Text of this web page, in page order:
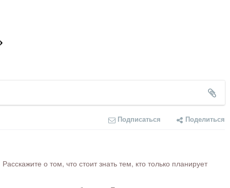
Подписаться Поделиться
о том, что стоит знать тем, кто только планирует